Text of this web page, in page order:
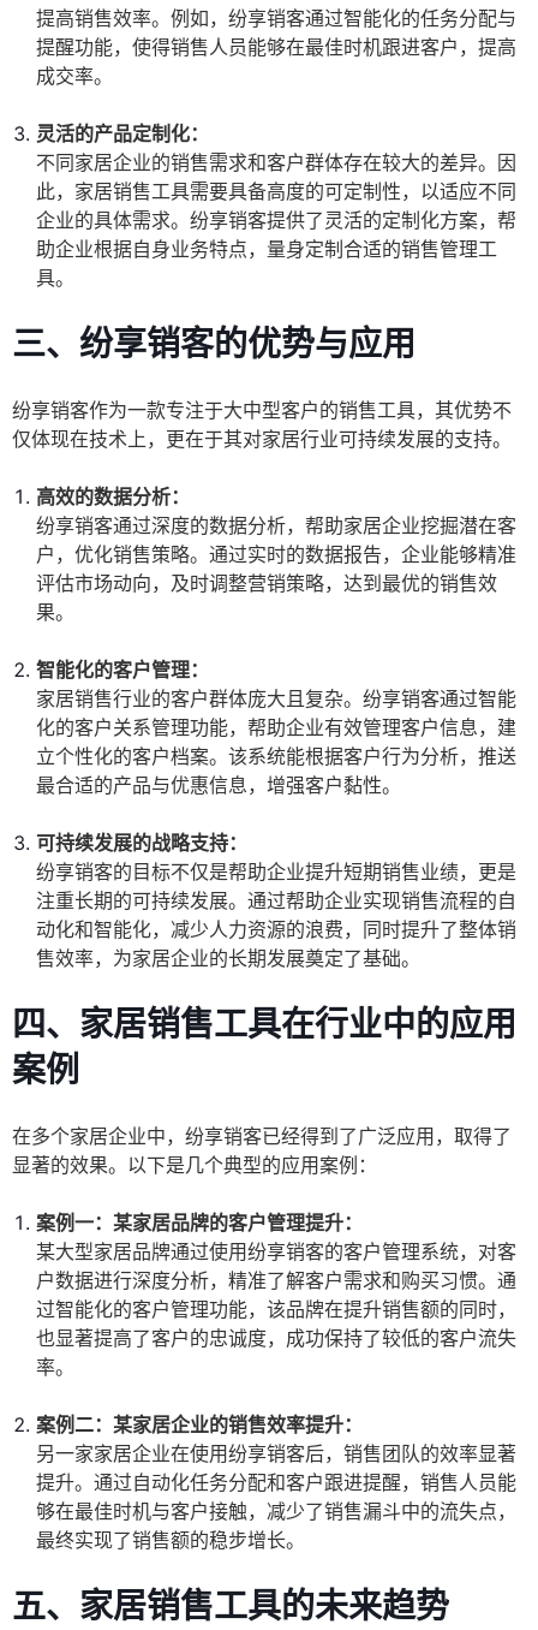
提高销售效率。例如，纷享销客通过智能化的任务分配与
提醒功能，使得销售人员能够在最佳时机跟进客户，提高
成交率。
灵活的产品定制化：
不同家居企业的销售需求和客户群体存在较大的差异。因
此，家居销售工具需要具备高度的可定制性，以适应不同
企业的具体需求。纷享销客提供了灵活的定制化方案，帮
助企业根据自身业务特点，量身定制合适的销售管理工
具。
三、纷享销客的优势与应用
纷享销客作为一款专注于大中型客户的销售工具，其优势不
仅体现在技术上，更在于其对家居行业可持续发展的支持。
高效的数据分析：
纷享销客通过深度的数据分析，帮助家居企业挖掘潜在客
户，优化销售策略。通过实时的数据报告，企业能够精准
评估市场动向，及时调整营销策略，达到最优的销售效
果。
智能化的客户管理：
家居销售行业的客户群体庞大且复杂。纷享销客通过智能
化的客户关系管理功能，帮助企业有效管理客户信息，建
立个性化的客户档案。该系统能根据客户行为分析，推送
最合适的产品与优惠信息，增强客户黏性。
可持续发展的战略支持：
纷享销客的目标不仅是帮助企业提升短期销售业绩，更是
注重长期的可持续发展。通过帮助企业实现销售流程的自
动化和智能化，减少人力资源的浪费，同时提升了整体销
售效率，为家居企业的长期发展奠定了基础。
四、家居销售工具在行业中的应用
案例
在多个家居企业中，纷享销客已经得到了广泛应用，取得了
显著的效果。以下是几个典型的应用案例：
案例一：某家居品牌的客户管理提升：
某大型家居品牌通过使用纷享销客的客户管理系统，对客
户数据进行深度分析，精准了解客户需求和购买习惯。通
过智能化的客户管理功能，该品牌在提升销售额的同时，
也显著提高了客户的忠诚度，成功保持了较低的客户流失
率。
案例二：某家居企业的销售效率提升：
另一家家居企业在使用纷享销客后，销售团队的效率显著
提升。通过自动化任务分配和客户跟进提醒，销售人员能
够在最佳时机与客户接触，减少了销售漏斗中的流失点，
最终实现了销售额的稳步增长。
五、家居销售工具的未来趋势